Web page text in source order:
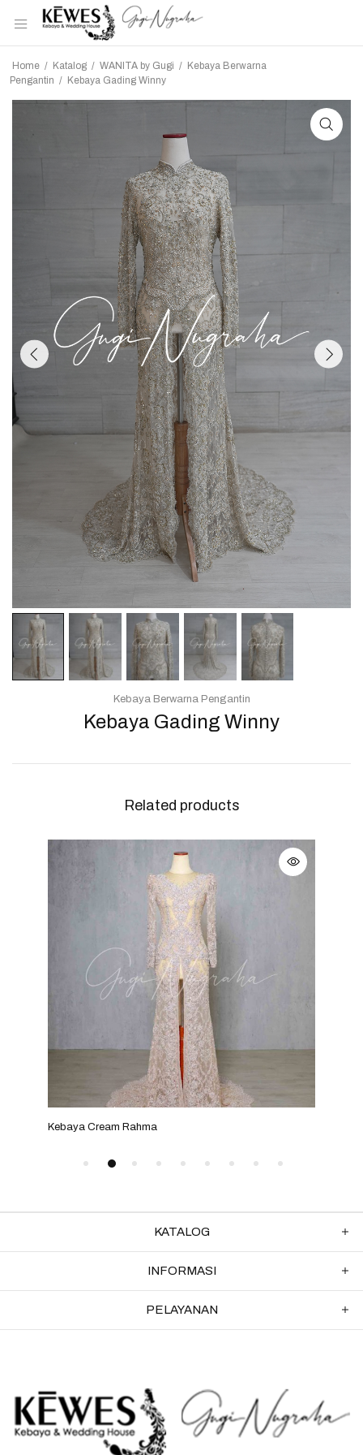
Home / Katalog / WANITA by Gugi / Kebaya Berwarna
Pengantin / Kebaya Gading Winny
Kebaya Gading Winny
Kebaya Berwarna Pengantin
Related products
Kebaya Cream Rahma
KATALOG
INFORMASI
PELAYANAN